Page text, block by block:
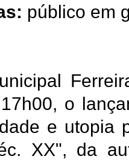
público em
o
e utopia
XX", da